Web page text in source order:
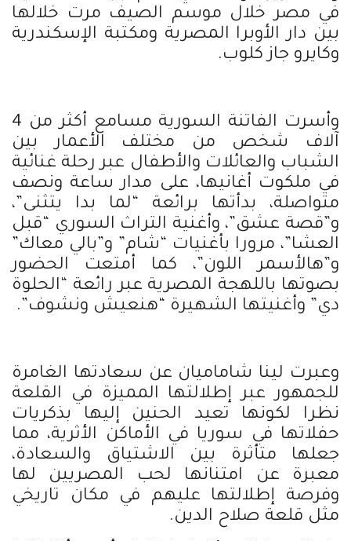
في مصر خلال موسم الصيف مرت خلالها
بين دار الأوبرا المصرية ومكتبة الإسكندرية
وكايرو جاز كلوب.
وأسرت الفاتنة السورية مسامع أكثر من 4
آلاف شخص من مختلف الأعمار بين
الشباب والعائلات والأطفال عبر رحلة غنائية
في ملكوت أغانيها، على مدار ساعة ونصف
متواصلة، بدأتها برائعة “لما بدا يتثنى”،
و”قصة عشق”، وأغنية التراث السوري “قبل
العشا”، مرورا بأغنيات “شام” و”بالي معاك”
و”هالأسمر اللون”، كما أمتعت الحضور
بصوتها باللهجة المصرية عبر رائعة “الحلوة
دي” وأغنيتها الشهيرة “هنعيش ونشوف”.
وعبرت لينا شاماميان عن سعادتها الغامرة
للجمهور عبر إطلالتها المميزة في القلعة
نظرا لكونها تعيد الحنين إليها بذكريات
حفلاتها في سوريا في الأماكن الأثرية، مما
جعلها متأثرة بين الاشتياق والسعادة،
معبرة عن امتنانها لحب المصريين لها
وفرصة إطلالتها عليهم في مكان تاريخي
مثل قلعة صلاح الدين.